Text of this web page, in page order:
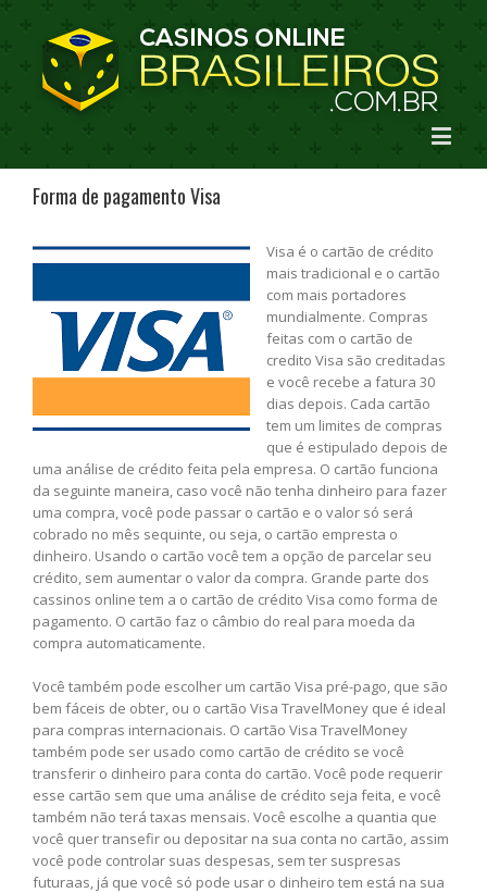
Forma de pagamento Visa
Visa é o cartão de crédito
mais tradicional e o cartão
com mais portadores
mundialmente. Compras
feitas com o cartão de
credito Visa são creditadas
e você recebe a fatura 30
dias depois. Cada cartão
tem um limites de compras
que é estipulado depois de
uma análise de crédito feita pela empresa. O cartão funciona
da seguinte maneira, caso você não tenha dinheiro para fazer
uma compra, você pode passar o cartão e o valor só será
cobrado no mês sequinte, ou seja, o cartão empresta o
dinheiro. Usando o cartão você tem a opção de parcelar seu
crédito, sem aumentar o valor da compra. Grande parte dos
cassinos online tem a o cartão de crédito Visa como forma de
pagamento. O cartão faz o câmbio do real para moeda da
compra automaticamente.
Você também pode escolher um cartão Visa pré-pago, que são
bem fáceis de obter, ou o cartão Visa TravelMoney que é ideal
para compras internacionais. O cartão Visa TravelMoney
também pode ser usado como cartão de crédito se você
transferir o dinheiro para conta do cartão. Você pode requerir
esse cartão sem que uma análise de crédito seja feita, e você
também não terá taxas mensais. Você escolhe a quantia que
você quer transefir ou depositar na sua conta no cartão, assim
você pode controlar suas despesas, sem ter suspresas
futuraas, já que você só pode usar o dinheiro tem está na sua